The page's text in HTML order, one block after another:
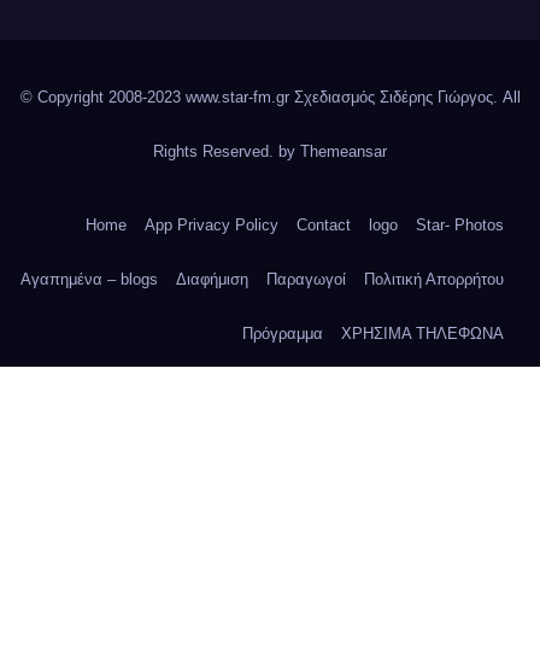
© Copyright 2008-2023 www.star-fm.gr Σχεδιασμός Σιδέρης Γιώργος. All
Rights Reserved. by Themeansar
Home App Privacy Policy Contact logo Star- Photos
Αγαπημένα – blogs Διαφήμιση Παραγωγοί Πολιτική Απορρήτου
Πρόγραμμα ΧΡΗΣΙΜΑ ΤΗΛΕΦΩΝΑ